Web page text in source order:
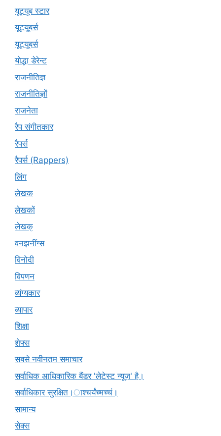
यूट्यूब स्टार
यूट्यूबर्स
यूट्‍यूबर्स
योद्धा डेरेन्ट
राजनीतिज्ञ
राजनीतिज्ञों
राजनेता
रैप संगीतकार
रैपर्स
रैपर्स (Rappers)
लिंग
लेखक
लेखकों
लेखक्
वनझनींग्स
विनोदी
विपणन
व्यंग्यकार
व्यापार
शिक्षा
शेफ्स
सबसे नवीनतम समाचार
सर्वाधिक आधिकारिक बैंडर 'लेटेस्ट न्यूज़' है।
सर्वाधिकार सुरक्षित।ाश्चर्यंच्मच्चं।
सामान्य
सेक्स